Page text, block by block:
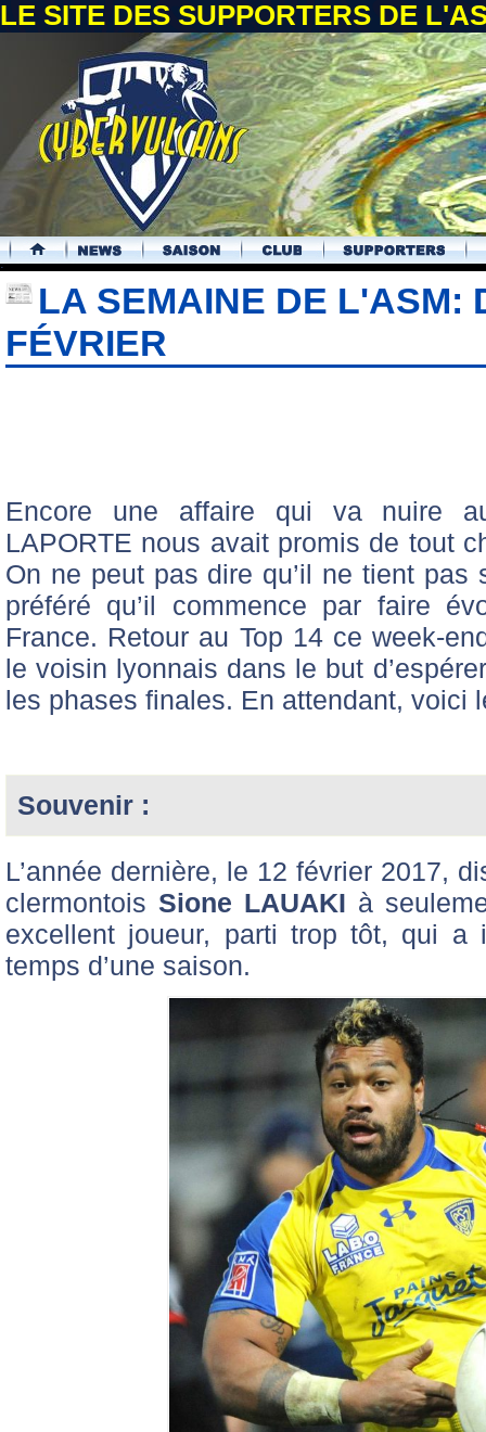
LE SITE DES SUPPORTERS DE
.
LA SEMAINE DE L'ASM:
FÉVRIER
Encore une affaire qui va nuire
LAPORTE nous avait promis de tout
On ne peut pas dire qu’il ne tient
préféré qu’il commence par faire
France. Retour au Top 14 ce week-
le voisin lyonnais dans le but
les phases finales. En attendant,
Souvenir :
L’année dernière, le 12 février 2017,
clermontois Sione LAUAKI à
excellent joueur, parti trop tôt, qui a
temps d’une saison.